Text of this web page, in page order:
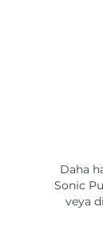
Daha
Sonic
veya